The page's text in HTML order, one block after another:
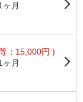
ヶ月
：15,000円 )
ヶ月